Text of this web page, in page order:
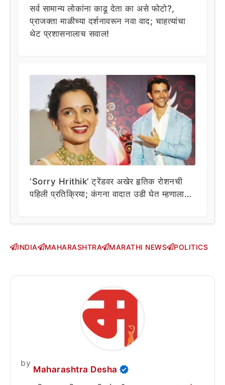
सर्व सामान्य लोकांना काढू देता का असे फोटो?,
प्राजक्ता माळीच्या दर्शनावरून नवा वाद; चाहत्यांचा
थेट प्रशासनालाच सवाल!
‘Sorry Hrithik’ ट्रेंडवर अखेर हृतिक रोशनची
पहिली प्रतिक्रिया; कंगना वादात उडी घेत म्हणाला…
INDIA MAHARASHTRA MARATHI NEWS POLITICS
by
Maharashtra Desha